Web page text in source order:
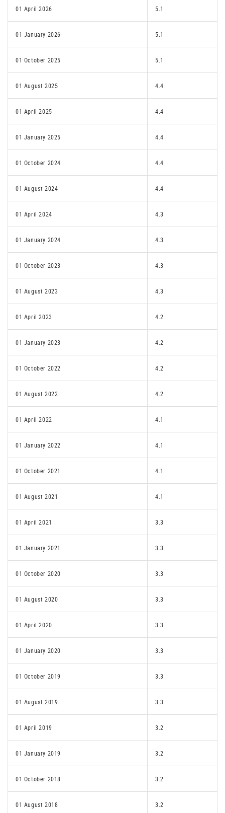
01 April 2026 5.1
01 January 2026 5.1
01 October 2025 5.1
01 August 2025 4.4
01 April 2025 4.4
01 January 2025 4.4
01 October 2024 4.4
01 August 2024 4.4
01 April 2024 4.3
01 January 2024 4.3
01 October 2023 4.3
01 August 2023 4.3
01 April 2023 4.2
01 January 2023 4.2
01 October 2022 4.2
01 August 2022 4.2
01 April 2022 4.1
01 January 2022 4.1
01 October 2021 4.1
01 August 2021 4.1
01 April 2021 3.3
01 January 2021 3.3
01 October 2020 3.3
01 August 2020 3.3
01 April 2020 3.3
01 January 2020 3.3
01 October 2019 3.3
01 August 2019 3.3
01 April 2019 3.2
01 January 2019 3.2
01 October 2018 3.2
01 August 2018 3.2